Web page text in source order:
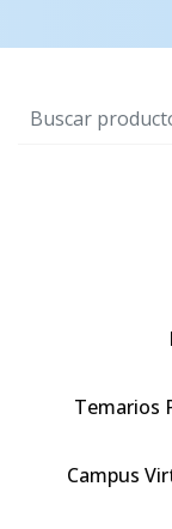
Temarios
Campus